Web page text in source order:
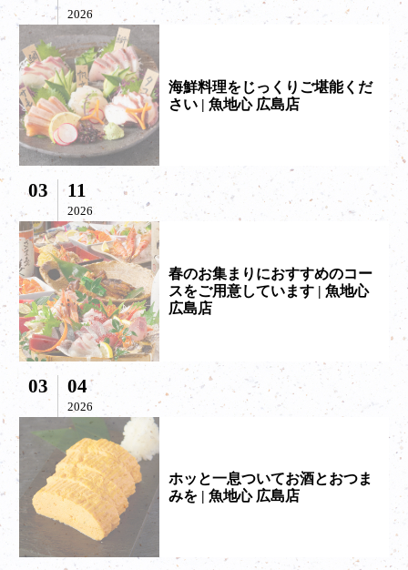
2026
海鮮料理をじっくりご堪能くだ
さい | 魚地心 広島店
03 11
2026
春のお集まりにおすすめのコー
スをご用意しています | 魚地心
広島店
03 04
2026
ホッと一息ついてお酒とおつま
みを | 魚地心 広島店